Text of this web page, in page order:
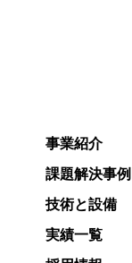
事業紹介
課題解決事例
技術と設備
実績一覧